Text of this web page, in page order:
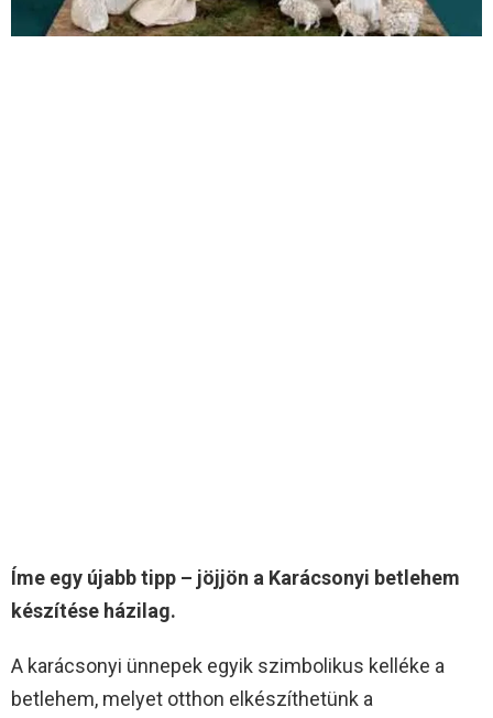
Íme egy újabb tipp – jöjjön a Karácsonyi betlehem
készítése házilag.
A karácsonyi ünnepek egyik szimbolikus kelléke a
betlehem, melyet otthon elkészíthetünk a